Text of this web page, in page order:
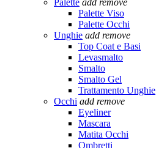
Palette add remove
Palette Viso
Palette Occhi
Unghie add remove
Top Coat e Basi
Levasmalto
Smalto
Smalto Gel
Trattamento Unghie
Occhi add remove
Eyeliner
Mascara
Matita Occhi
Ombretti